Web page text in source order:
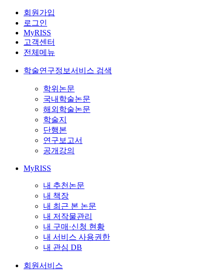
회원가입
로그인
MyRISS
고객센터
전체메뉴
학술연구정보서비스 검색
학위논문
국내학술논문
해외학술논문
학술지
단행본
연구보고서
공개강의
MyRISS
내 추천논문
내 책장
내 최근 본 논문
내 저작물관리
내 구매·신청 현황
내 서비스 사용권한
내 관심 DB
회원서비스